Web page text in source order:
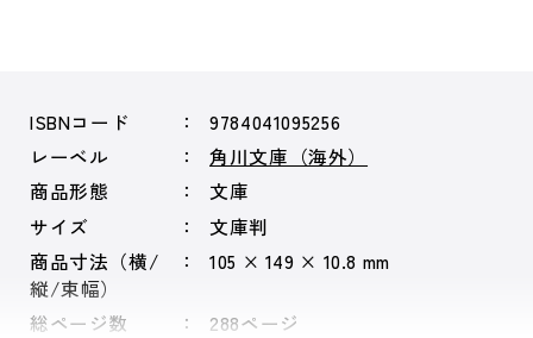
ISBNコード
9784041095256
レーベル
角川文庫（海外）
商品形態
文庫
サイズ
文庫判
商品寸法（横/
縦/束幅）
105 × 149 × 10.8 mm
総ページ数 288ページ